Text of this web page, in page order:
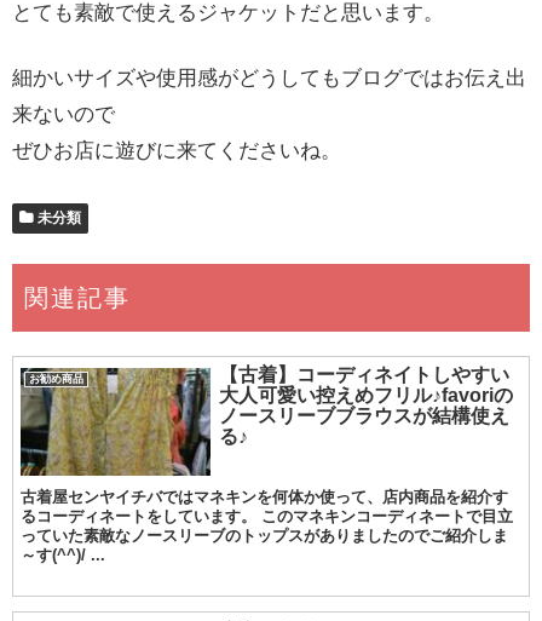
とても素敵で使えるジャケットだと思います。
細かいサイズや使用感がどうしてもブログではお伝え出
来ないので
ぜひお店に遊びに来てくださいね。
未分類
関連記事
お勧め商品
【古着】コーディネイトしやすい
大人可愛い控えめフリル♪favoriの
ノースリーブブラウスが結構使え
る♪
古着屋センヤイチバではマネキンを何体か使って、店内商品を紹介す
るコーディネートをしています。 このマネキンコーディネートで目立
っていた素敵なノースリーブのトップスがありましたのでご紹介しま
～す(^^)/ ...